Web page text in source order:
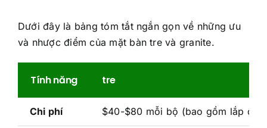
Dưới đây là bảng tóm tắt ngắn gọn về những ưu
và nhược điểm của mặt bàn tre và granite.
Tính năng tre
Chi phí $40-$80 mỗi bộ (bao gồm lắp đặt)